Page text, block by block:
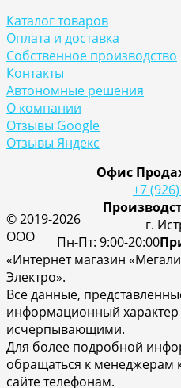
Каталог товаров
Оплата и доставка
Собственное производство
Контакты
Автономные решения
О компании
Отзывы Google
Отзывы Яндекс
Офис
+7
г.
Пн-Пт: 9:00-20:00
© 2019-2026
ООО
«Интернет магазин
Электро».
Все данные,
информационный характер
исчерпывающими.
Для более подробной
обращаться к менеджерам
сайте телефонам.